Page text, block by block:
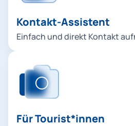
Kontakt-Assistent
Einfach und direkt Kontakt
Für Tourist*innen